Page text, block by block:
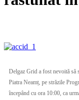
Delgaz Grid a fost nevoită să
Piatra Neamț, pe străzile
începând cu ora 10:00, ca